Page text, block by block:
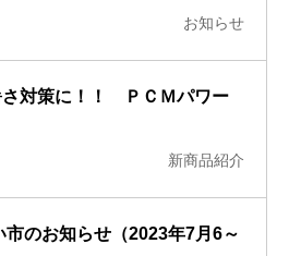
お知らせ
対策に！！ ＰＣＭパワー
新商品紹介
のお知らせ（2023年7月6～